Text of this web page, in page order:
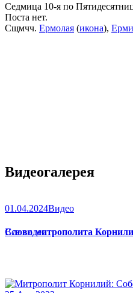
Седмица 10-я по
Поста нет.
Сщмчч. Ермолая (икона),
Видеогалерея
01.04.2024Видео
Слово митрополита
Все видео